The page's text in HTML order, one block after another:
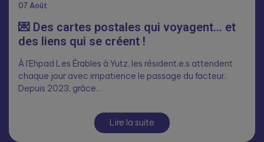
07 Août
💌 Des cartes postales qui voyagent… et
des liens qui se créent !
À l’Ehpad Les Érables à Yutz, les résident.e.s attendent
chaque jour avec impatience le passage du facteur.
Depuis 2023, grâce…
Lire la suite